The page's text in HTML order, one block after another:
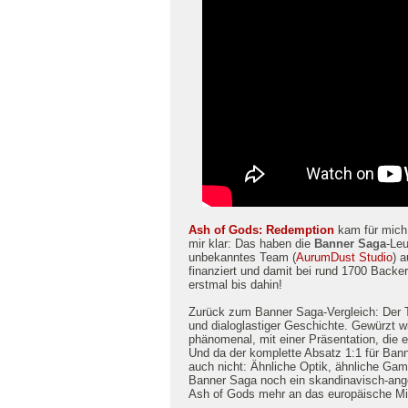
Ash of Gods: Redemption kam für
mir klar: Das haben die Banner Saga-
unbekanntes Team (AurumDust Studio)
finanziert und damit bei rund 1700
erstmal bis dahin!
Zurück zum Banner Saga-Vergleich:
und dialoglastiger Geschichte. Gewürzt
phänomenal, mit einer Präsentation, die
Und da der komplette Absatz 1:1 für
auch nicht: Ähnliche Optik, ähnliche
Banner Saga noch ein skandinavisch-
Ash of Gods mehr an das europäische